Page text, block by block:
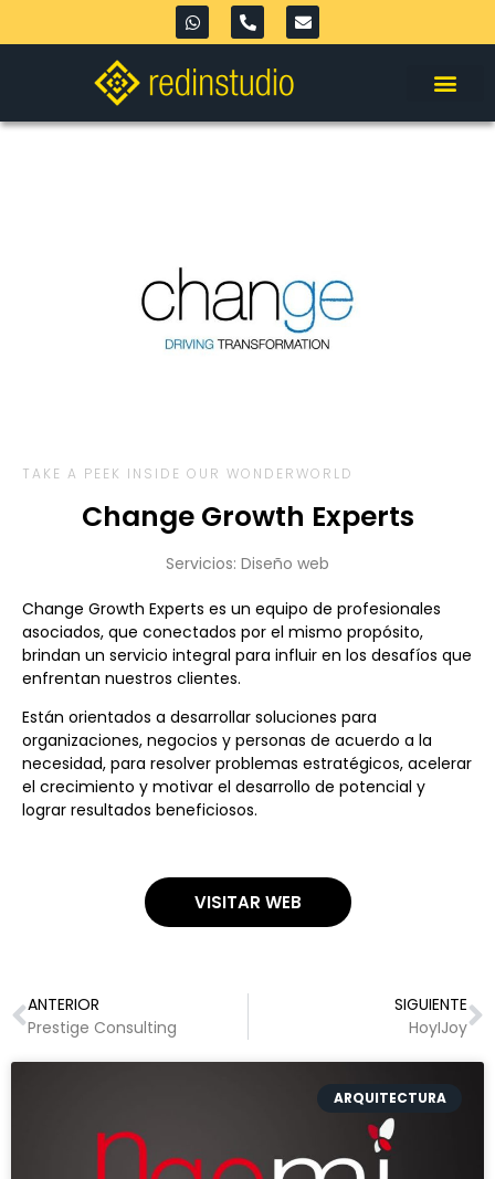
TAKE A PEEK INSIDE OUR WONDERWORLD
Change Growth Experts
Servicios: Diseño web
Change Growth Experts es un equipo de profesionales
asociados, que conectados por el mismo propósito,
brindan un servicio integral para influir en los desafíos que
enfrentan nuestros clientes.
Están orientados a desarrollar soluciones para
organizaciones, negocios y personas de acuerdo a la
necesidad, para resolver problemas estratégicos, acelerar
el crecimiento y motivar el desarrollo de potencial y
lograr resultados beneficiosos.
VISITAR WEB
ANTERIOR
Prestige Consulting
SIGUIENTE
HoyIJoy
ARQUITECTURA